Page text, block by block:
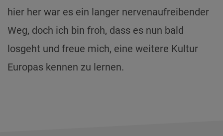
hier her war es ein langer nervenaufreibender
Weg, doch ich bin froh, dass es nun bald
losgeht und freue mich, eine weitere Kultur
Europas kennen zu lernen.